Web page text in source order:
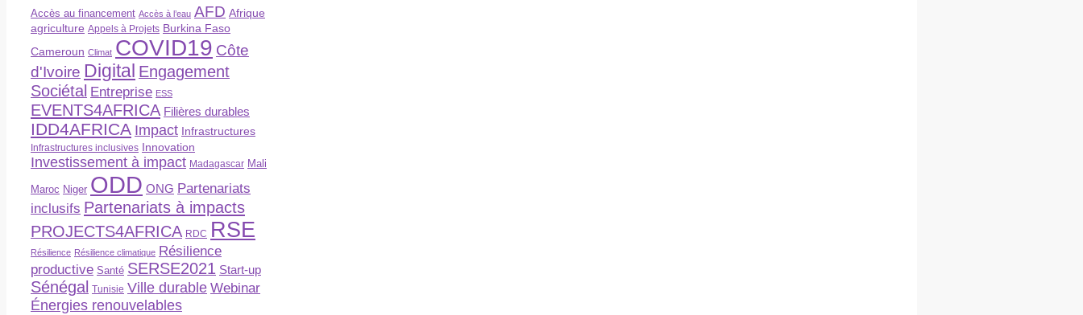
Accès au financement Accès à l’eau AFD Afrique
agriculture Appels à Projets Burkina Faso
Cameroun Climat COVID19 Côte
d'Ivoire Digital Engagement
Sociétal Entreprise ESS
EVENTS4AFRICA Filières durables
IDD4AFRICA Impact Infrastructures
Infrastructures inclusives Innovation
Investissement à impact Madagascar Mali
Maroc Niger ODD ONG Partenariats
inclusifs Partenariats à impacts
PROJECTS4AFRICA RDC RSE
Résilience Résilience climatique Résilience
productive Santé SERSE2021 Start-up
Sénégal Tunisie Ville durable Webinar
Énergies renouvelables